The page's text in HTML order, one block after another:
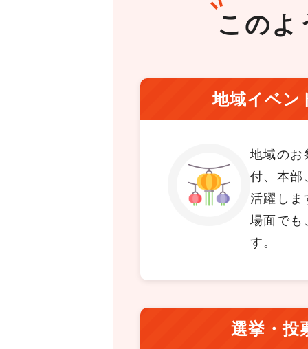
このよ
地域イベン
地域のお
付、本部
活躍しま
場面でも
す。
選挙・投